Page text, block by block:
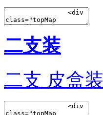
二支装
二支 皮盒装